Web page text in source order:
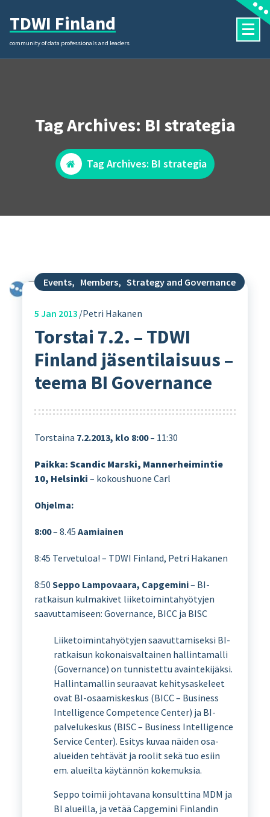
content
TDWI Finland
community of data professionals and leaders
Tag Archives: BI strategia
Tag Archives: BI strategia
Events, Members, Strategy and Governance
5 Jan 2013 Petri Hakanen
Torstai 7.2. – TDWI
Finland jäsentilaisuus –
teema BI Governance
Torstaina 7.2.2013, klo 8:00 – 11:30
Paikka: Scandic Marski, Mannerheimintie
10, Helsinki – kokoushuone Carl
Ohjelma:
8:00– 8.45 Aamiainen
8:45 Tervetuloa! – TDWI Finland, Petri Hakanen
8:50 Seppo Lampovaara, Capgemini– BI-
ratkaisun kulmakivet liiketoimintahyötyjen
saavuttamiseen: Governance, BICC ja BISC
Liiketoimintahyötyjen saavuttamiseksi BI-
ratkaisun kokonaisvaltainen hallintamalli
(Governance) on tunnistettu avaintekijäksi.
Hallintamallin seuraavat kehitysaskeleet
ovat BI-osaamiskeskus (BICC – Business
Intelligence Competence Center) ja BI-
palvelukeskus (BISC – Business Intelligence
Service Center). Esitys kuvaa näiden osa-
alueiden tehtävät ja roolit sekä tuo esiin
em. alueilta käytännön kokemuksia.
Seppo toimii johtavana konsulttina MDM ja
BI alueilla, ja vetää Capgemini Finlandin